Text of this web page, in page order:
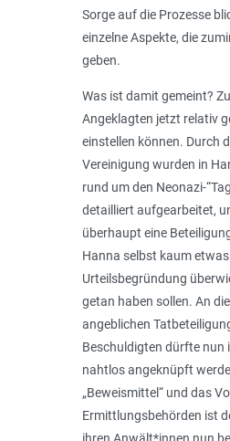
Sorge auf die Prozesse
einzelne Aspekte, die
geben.
Was ist damit gemeint?
Angeklagten jetzt relativ
einstellen können. Durch
Vereinigung wurden in
rund um den Neonazi-
detailliert aufgearbeitet,
überhaupt eine
Hanna selbst kaum
Urteilsbegründung
getan haben sollen. An
angeblichen
Beschuldigten dürfte nun
nahtlos angeknüpft
„Beweismittel“ und das
Ermittlungsbehörden ist
ihren Anwält*innen nun